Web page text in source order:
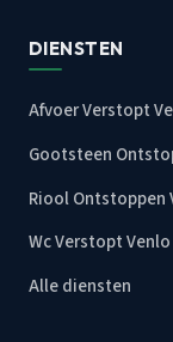
DIENSTEN
Afvoer Verstopt
Gootsteen
Riool Ontstoppen
Wc Verstopt Venlo
Alle diensten